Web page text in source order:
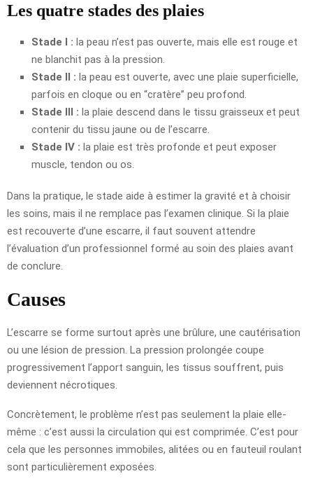
Les quatre stades des plaies
Stade I : la peau n’est pas ouverte, mais elle est rouge et
ne blanchit pas à la pression.
Stade II : la peau est ouverte, avec une plaie superficielle,
parfois en cloque ou en “cratère” peu profond.
Stade III : la plaie descend dans le tissu graisseux et peut
contenir du tissu jaune ou de l’escarre.
Stade IV : la plaie est très profonde et peut exposer
muscle, tendon ou os.
Dans la pratique, le stade aide à estimer la gravité et à choisir
les soins, mais il ne remplace pas l’examen clinique. Si la plaie
est recouverte d’une escarre, il faut souvent attendre
l’évaluation d’un professionnel formé au soin des plaies avant
de conclure.
Causes
L’escarre se forme surtout après une brûlure, une cautérisation
ou une lésion de pression. La pression prolongée coupe
progressivement l’apport sanguin, les tissus souffrent, puis
deviennent nécrotiques.
Concrètement, le problème n’est pas seulement la plaie elle-
même : c’est aussi la circulation qui est comprimée. C’est pour
cela que les personnes immobiles, alitées ou en fauteuil roulant
sont particulièrement exposées.